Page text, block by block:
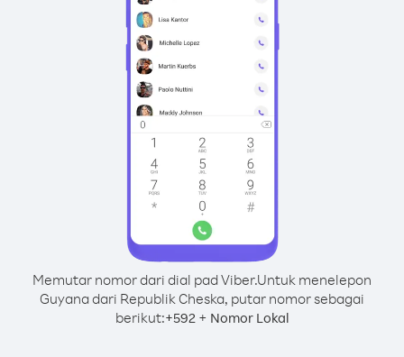
Memutar nomor dari dial pad Viber.Untuk menelepon
Guyana dari Republik Cheska, putar nomor sebagai
berikut:+592+ Nomor Lokal